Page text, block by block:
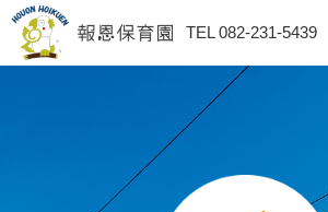
大
好
き
TEL 082-231-5439